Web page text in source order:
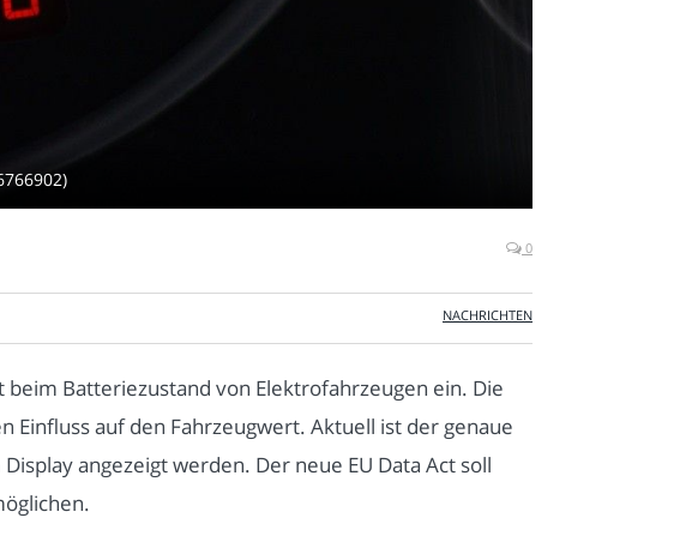
0
NACHRICHTEN
Batteriezustand von Elektrofahrzeugen ein. Die
auf den Fahrzeugwert. Aktuell ist der genaue
angezeigt werden. Der neue EU Data Act soll